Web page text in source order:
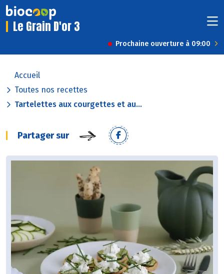
Le Grain D'or 3
Prochaine ouverture à 09:00
Accueil
Toutes nos recettes
Tartelettes aux courgettes et au...
Partager sur